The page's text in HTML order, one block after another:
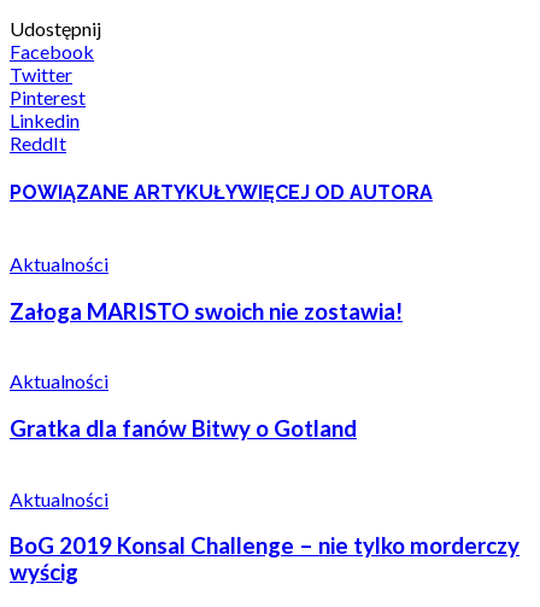
Udostępnij
Facebook
Twitter
Pinterest
Linkedin
ReddIt
POWIĄZANE ARTYKUŁYWIĘCEJ OD AUTORA
Aktualności
Załoga MARISTO swoich nie zostawia!
Aktualności
Gratka dla fanów Bitwy o Gotland
Aktualności
BoG 2019 Konsal Challenge – nie tylko morderczy
wyścig